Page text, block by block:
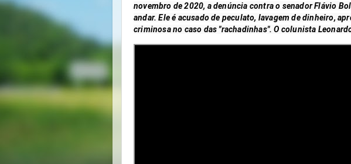
novembro de 2020, a denúncia contra o senador Flávio
andar. Ele é acusado de peculato, lavagem de dinheiro,
criminosa no caso das "rachadinhas". O colunista